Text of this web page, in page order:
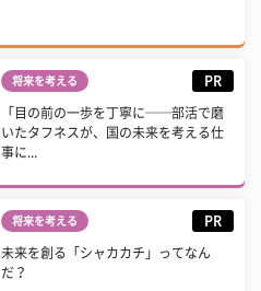
将来を考える PR
「目の前の一歩を丁寧に──部活で磨
いたタフネスが、国の未来を考える仕
事に...
将来を考える PR
未来を創る「シャカカチ」ってなん
だ？